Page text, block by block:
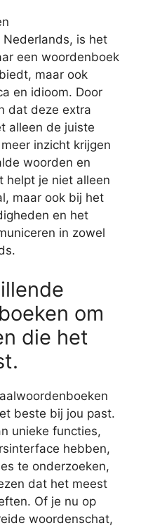
is het
een woordenboek
maar ook
en idioom. Door
dat deze extra
alleen de juiste
inzicht krijgen
woorden en
helpt je niet alleen
maar ook bij het
en het
in zowel
om
die het
beste bij jou past.
unieke functies,
hebben,
te onderzoeken,
dat het meest
Of je nu op
woordenschat,